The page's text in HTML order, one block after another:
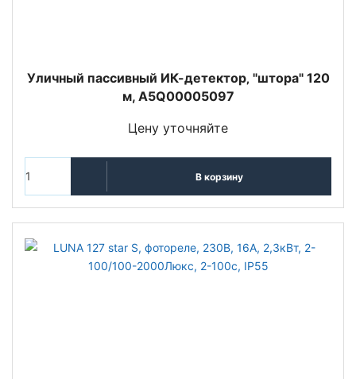
Уличный пассивный ИК-детектор‚ "штора" 120
м, A5Q00005097
Цену уточняйте
В корзину